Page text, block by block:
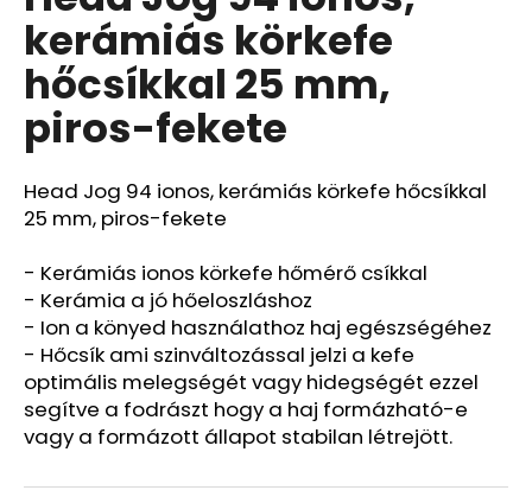
5-
ből
0,0
csillag.
kerámiás körkefe
hőcsíkkal 25 mm,
piros-fekete
Head Jog 94 ionos, kerámiás körkefe hőcsíkkal
25 mm, piros-fekete
- Kerámiás ionos körkefe hőmérő csíkkal
- Kerámia a jó hőeloszláshoz
- Ion a könyed használathoz haj egészségéhez
- Hőcsík ami szinváltozással jelzi a kefe
optimális melegségét vagy hidegségét ezzel
segítve a fodrászt hogy a haj formázható-e
vagy a formázott állapot stabilan létrejött.